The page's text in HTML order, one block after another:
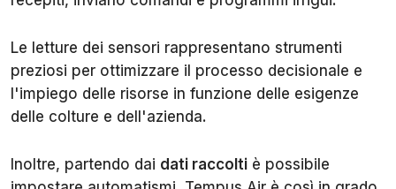
Le letture dei sensori rappresentano strumenti
preziosi per ottimizzare il processo decisionale e
l'impiego delle risorse in funzione delle esigenze
delle colture e dell'azienda.
Inoltre, partendo dai dati raccolti è possibile